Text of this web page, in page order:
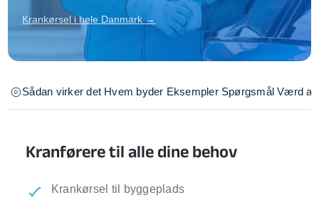
Krankørsel i hele Danmark →
Sådan virker det Hvem byder Eksempler Spørgsmål Værd at
Kranførere til alle dine behov
Krankørsel til byggeplads